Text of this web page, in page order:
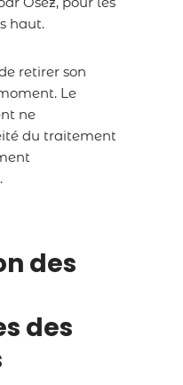
haut.
retirer son
Le
ne
du traitement
des
des